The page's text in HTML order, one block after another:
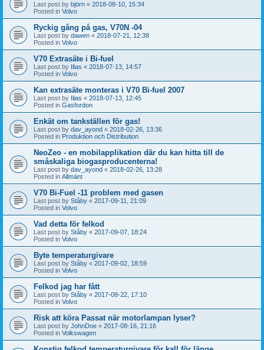
Last post by björn « 2018-08-10, 15:34
Posted in Volvo
Ryckig gång på gas, V70N -04
Last post by dawen « 2018-07-21, 12:38
Posted in Volvo
V70 Extrasäte i Bi-fuel
Last post by Ilias « 2018-07-13, 14:57
Posted in Volvo
Kan extrasäte monteras i V70 Bi-fuel 2007
Last post by Ilias « 2018-07-13, 12:45
Posted in Gasfordon
Enkät om tankställen för gas!
Last post by dav_ayond « 2018-02-26, 13:36
Posted in Produktion och Distribution
NeoZeo - en mobilapplikation där du kan hitta till de
småskaliga biogasproducenterna!
Last post by dav_ayond « 2018-02-26, 13:28
Posted in Allmänt
V70 Bi-Fuel -11 problem med gasen
Last post by Ståby « 2017-09-11, 21:09
Posted in Volvo
Vad detta för felkod
Last post by Ståby « 2017-09-07, 18:24
Posted in Volvo
Byte temperaturgivare
Last post by Ståby « 2017-09-02, 18:59
Posted in Volvo
Felkod jag har fått
Last post by Ståby « 2017-08-22, 17:10
Posted in Volvo
Risk att köra Passat när motorlampan lyser?
Last post by JohnDoe « 2017-08-16, 21:16
Posted in Volkswagen